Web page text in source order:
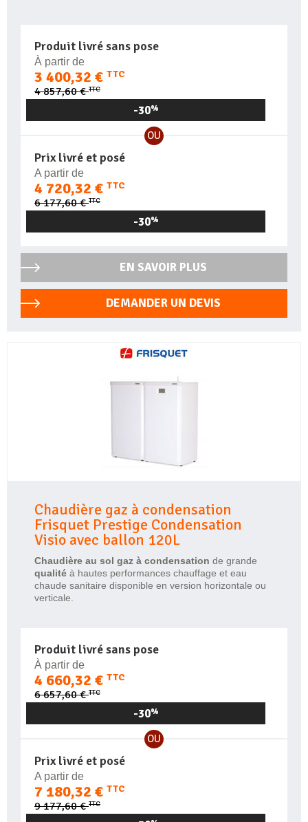
Produit livré sans pose
À partir de
3 400,32 € TTC
4 857,60 €TTC
-30%
OU
Prix livré et posé
A partir de
4 720,32 € TTC
6 177,60 €TTC
-30%
EN SAVOIR PLUS
DEMANDER UN DEVIS
Chaudière gaz à condensation
Frisquet Prestige Condensation
Visio avec ballon 120L
Chaudière au sol gaz à condensation de grande
qualité à hautes performances chauffage et eau
chaude sanitaire disponible en version horizontale ou
verticale.
Produit livré sans pose
À partir de
4 660,32 € TTC
6 657,60 €TTC
-30%
OU
Prix livré et posé
A partir de
7 180,32 € TTC
9 177,60 €TTC